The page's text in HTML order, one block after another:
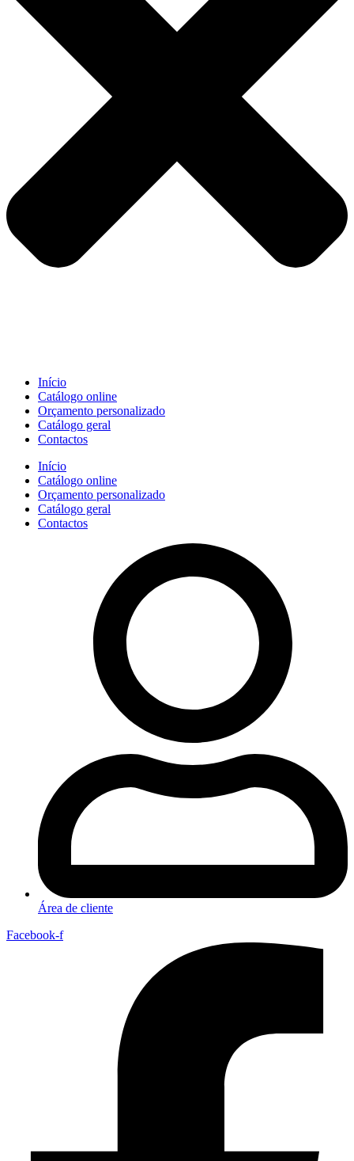
Início
Catálogo online
Orçamento personalizado
Catálogo geral
Contactos
Início
Catálogo online
Orçamento personalizado
Catálogo geral
Contactos
Área de cliente
Facebook-f